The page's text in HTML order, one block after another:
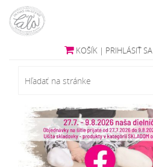
KOŠÍK | PRIHLÁSIŤ SA